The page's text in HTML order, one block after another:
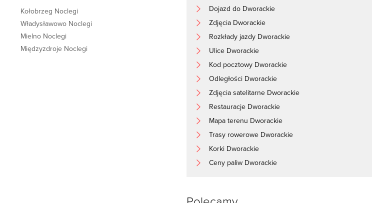
Kołobrzeg Noclegi
Władysławowo Noclegi
Mielno Noclegi
Międzyzdroje Noclegi
Dojazd do Dworackie
Zdjęcia Dworackie
Rozkłady jazdy Dworackie
Ulice Dworackie
Kod pocztowy Dworackie
Odległości Dworackie
Zdjęcia satelitarne Dworackie
Restauracje Dworackie
Mapa terenu Dworackie
Trasy rowerowe Dworackie
Korki Dworackie
Ceny paliw Dworackie